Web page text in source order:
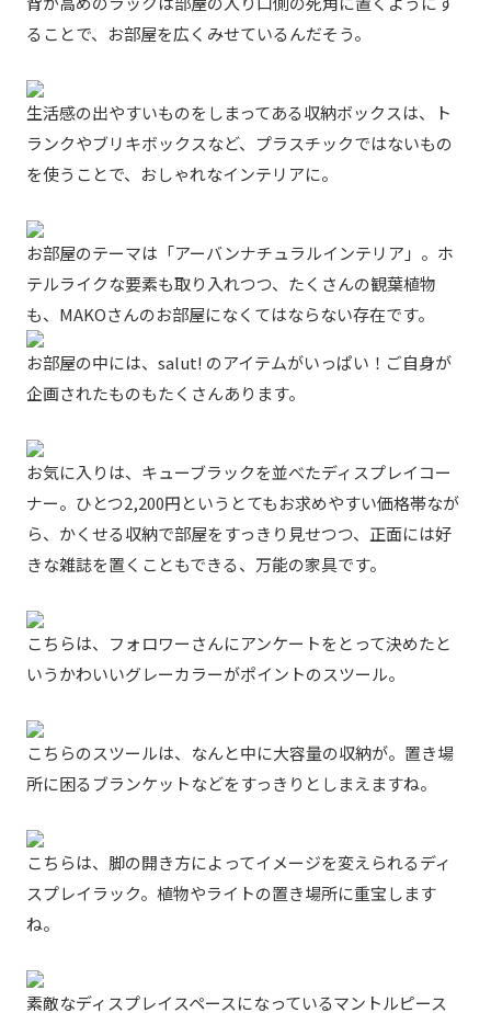
ることで、お部屋を広くみせているんだそう。
生活感の出やすいものをしまってある収納ボックスは、ト
ランクやブリキボックスなど、プラスチックではないもの
を使うことで、おしゃれなインテリアに。
お部屋のテーマは「アーバンナチュラルインテリア」。ホ
テルライクな要素も取り入れつつ、たくさんの観葉植物
も、MAKOさんのお部屋になくてはならない存在です。
お部屋の中には、salut! のアイテムがいっぱい！ご自身が
企画されたものもたくさんあります。
お気に入りは、キューブラックを並べたディスプレイコー
ナー。ひとつ2,200円というとてもお求めやすい価格帯なが
ら、かくせる収納で部屋をすっきり見せつつ、正面には好
きな雑誌を置くこともできる、万能の家具です。
こちらは、フォロワーさんにアンケートをとって決めたと
いうかわいいグレーカラーがポイントのスツール。
こちらのスツールは、なんと中に大容量の収納が。置き場
所に困るブランケットなどをすっきりとしまえますね。
こちらは、脚の開き方によってイメージを変えられるディ
スプレイラック。植物やライトの置き場所に重宝します
ね。
素敵なディスプレイスペースになっているマントルピース